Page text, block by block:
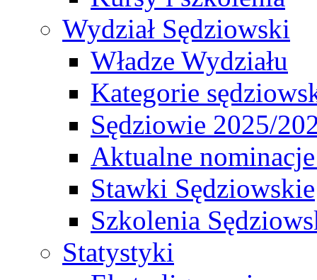
Wydział Sędziowski
Władze Wydziału
Kategorie
Sędziowie 2025/
Aktualne
Stawki Sędziowskie
Szkolenia
Statystyki